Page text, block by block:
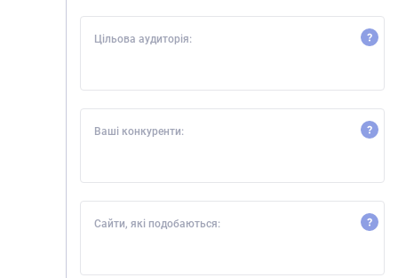
Цільова аудиторія:
Ваші конкуренти:
Сайти, які подобаються: